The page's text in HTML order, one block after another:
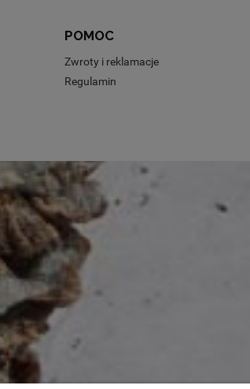
POMOC
Zwroty i reklamacje
Regulamin